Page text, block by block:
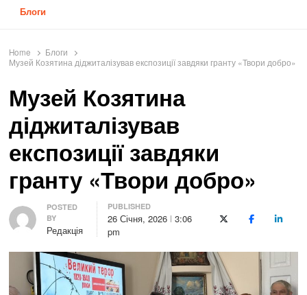
Блоги
Home
Блоги
Музей Козятина діджиталізував експозиції завдяки гранту «Твори добро»
Музей Козятина
діджиталізував
експозиції завдяки
гранту «Твори добро»
Author
POSTED
BY
Редакція
PUBLISHED
26 Січня, 2026 3:06
pm
X (Twitter)Facebook